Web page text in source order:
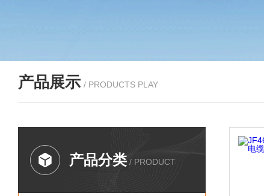
产品展示 / PRODUCTS PLAY
产品分类 / PRODUCT